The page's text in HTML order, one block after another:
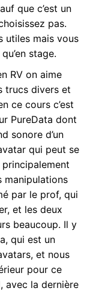
que c’est un
pas.
utiles mais vous
stage.
RV on aime
trucs divers et
ce cours c’est
PureData dont
sonore d’un
qui peut se
manipulations
par le prof, qui
et les deux
beaucoup. Il y
qui est un
et nous
pour ce
avec la dernière